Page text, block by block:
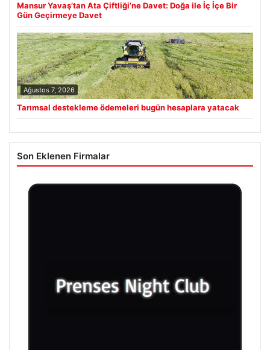
Mansur Yavaş’tan Ata Çiftliği’ne Davet: Doğa ile İç İçe Bir
Gün Geçirmeye Davet
Ağustos 7, 2026
Tarımsal destekleme ödemeleri bugün hesaplara yatacak
Son Eklenen Firmalar